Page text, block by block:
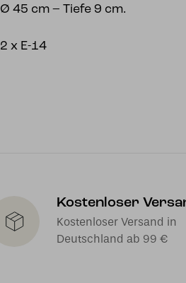
Ø 45 cm – Tiefe 9 cm.
2 x E-14
Kostenloser
Kostenloser Versand in
Deutschland ab 99 €